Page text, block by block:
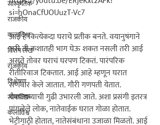
सांस्कृतिक
राजकीय
कलाविश्व
विशेष लेख
राजकीय
विश्लेषण
सामाजिक
कलाविश्व
si=hOnaCfUOUuzT-Vc7
आई हे कित्येकदा घराचे प्रतीक बनते. वयानुषंगाने
जरी ती कशातही भाग घेऊ शकत नसली तरी आई
असते तोवर घराचं घरपण टिकतं. पारंपरिक
रीतीरिवाज टिकतात. आई आहे म्हणून घरात
सणवार केले जातात. गौरी गणपती येतात.
चैत्रपाडव्याची गुढी उभारली जाते. अशा प्रसंगी इतरत्र
पांगलेले लोक, नातेवाईक घरात गोळा होतात.
भेटीगाठी होतात, नातेसंबंधाना उजाळा मिळतो. आई